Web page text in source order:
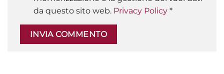
da questo sito web. Privacy Policy *